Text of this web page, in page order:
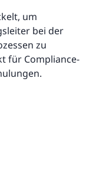
um
bei der
zu
für Compliance-